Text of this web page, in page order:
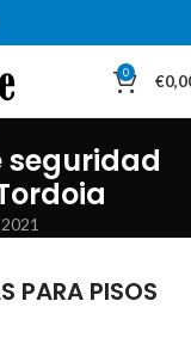
0 €
seguridad
PARA PISOS